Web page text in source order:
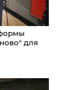
для